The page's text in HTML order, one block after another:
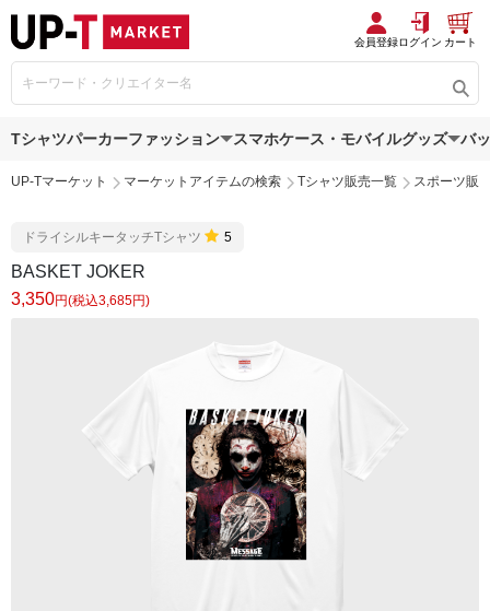
会員登録ログイン カート
Tシャツパーカーファッション スマホケース・モバイルグッズ バ
UP-Tマーケット マーケットアイテムの検索 Tシャツ販売一覧 スポーツ販
ドライシルキータッチTシャツ 5
BASKET JOKER
3,350円(税込3,685円)